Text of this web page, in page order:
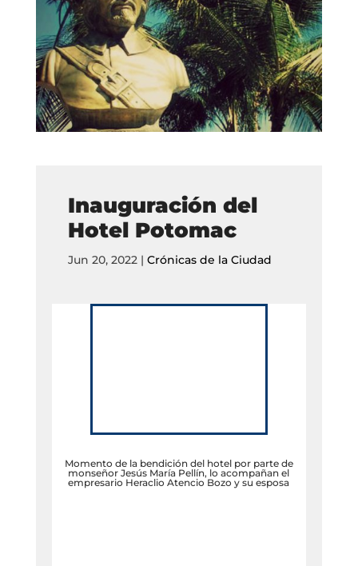
Inauguración del
Hotel Potomac
Jun 20, 2022| Crónicas de la Ciudad
Momento de la bendición del hotel por parte de
monseñor Jesús María Pellín, lo acompañan el
empresario Heraclio Atencio Bozo y su esposa